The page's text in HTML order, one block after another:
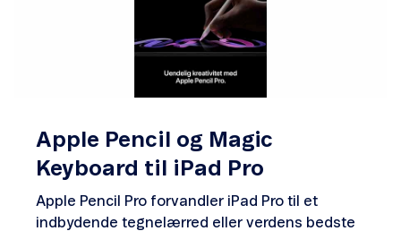
Apple Pencil og Magic
Keyboard til iPad Pro
Apple Pencil Pro forvandler iPad Pro til et
indbydende tegnelærred eller verdens bedste